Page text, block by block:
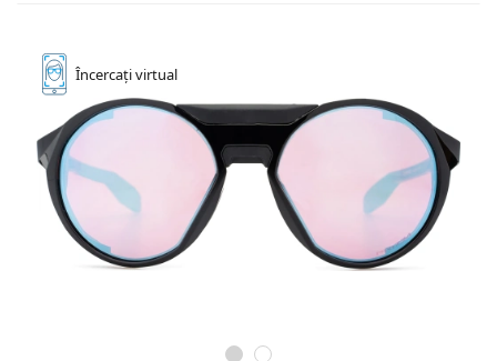
Încercațivirtual